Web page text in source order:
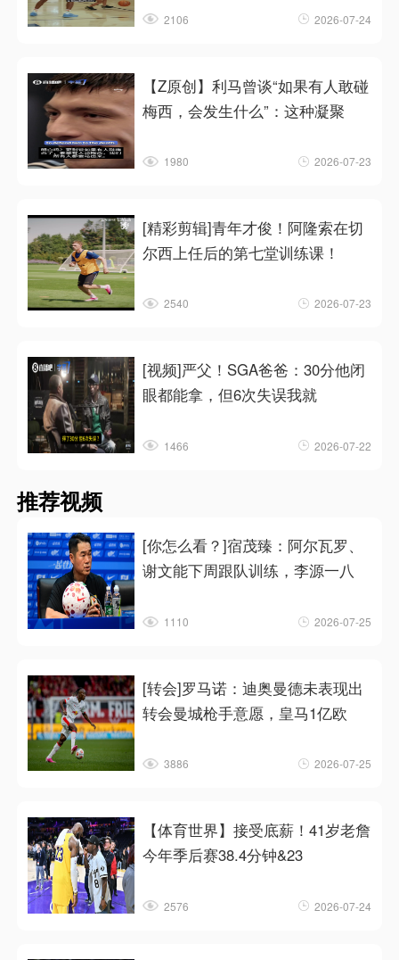
2106 2026-07-24
【Z原创】利马曾谈“如果有人敢碰
梅西，会发生什么”：这种凝聚
1980 2026-07-23
[精彩剪辑]青年才俊！阿隆索在切
尔西上任后的第七堂训练课！
2540 2026-07-23
[视频]严父！SGA爸爸：30分他闭
眼都能拿，但6次失误我就
1466 2026-07-22
推荐视频
[你怎么看？]宿茂臻：阿尔瓦罗、
谢文能下周跟队训练，李源一八
1110 2026-07-25
[转会]罗马诺：迪奥曼德未表现出
转会曼城枪手意愿，皇马1亿欧
3886 2026-07-25
【体育世界】接受底薪！41岁老詹
今年季后赛38.4分钟&23
2576 2026-07-24